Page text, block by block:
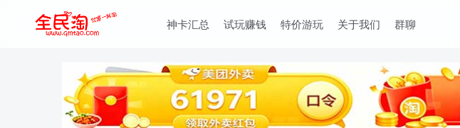
神卡汇总 试玩赚钱 特价游玩 关于我们 群聊